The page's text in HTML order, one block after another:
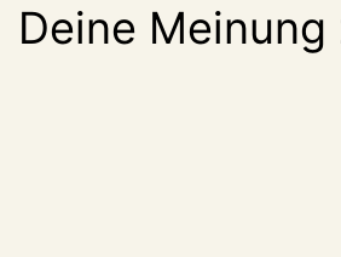
Deine Meinung